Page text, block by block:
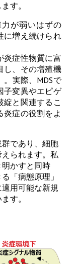
す。
が弱いはずの
に増え続けられ
炎症性物質に富
し、その増殖機
実際、MDSで
子変異やエピゲ
綻と関連するこ
炎症の役割をよ
であり、細胞
られます。私
かすと同時
「病態原理」
用可能な新規
す。